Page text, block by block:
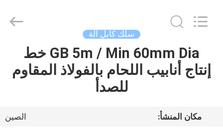
مسكن
منتجات
معلومات
Machinery
Co.,ltd.
ECER
سلك كابل آلة
GB 5m / Min 60mm Dia خط
إنتاج أنابيب اللحام بالفولاذ المقاوم
للصدأ
مكان المنشأ:
الصين